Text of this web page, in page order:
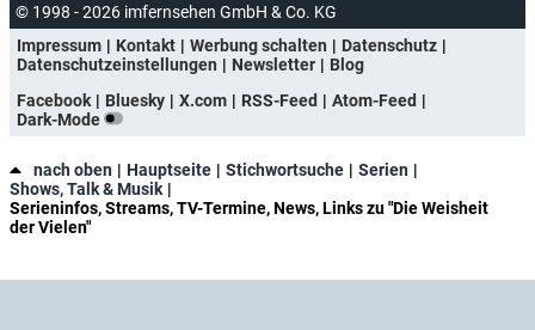
© 1998 - 2026 imfernsehen GmbH & Co. KG
Impressum
Kontakt Werbung schalten
Datenschutz
Datenschutzeinstellungen
Newsletter
Blog
Facebook
Bluesky X.com RSS-Feed
Atom-Feed
Dark-Mode
nach oben Hauptseite Stichwortsuche
Serien
Shows, Talk & Musik
Serieninfos, Streams, TV-Termine, News, Links zu "Die Weisheit
der Vielen"